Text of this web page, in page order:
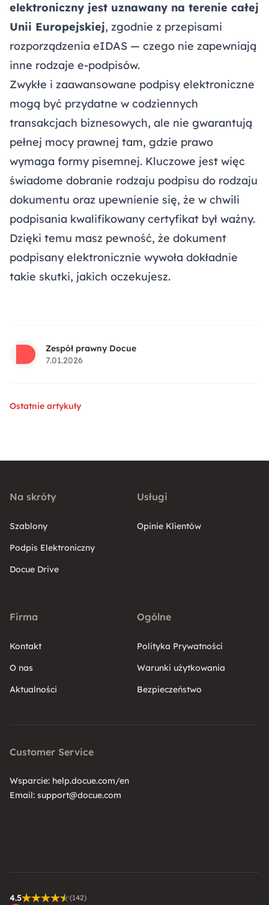
elektroniczny jest uznawany na terenie całej
Unii Europejskiej, zgodnie z przepisami
rozporządzenia eIDAS — czego nie zapewniają
inne rodzaje e-podpisów.
Zwykłe i zaawansowane podpisy elektroniczne
mogą być przydatne w codziennych
transakcjach biznesowych, ale nie gwarantują
pełnej mocy prawnej tam, gdzie prawo
wymaga formy pisemnej. Kluczowe jest więc
świadome dobranie rodzaju podpisu do rodzaju
dokumentu oraz upewnienie się, że w chwili
podpisania kwalifikowany certyfikat był ważny.
Dzięki temu masz pewność, że dokument
podpisany elektronicznie wywoła dokładnie
takie skutki, jakich oczekujesz.
Zespół prawny Docue
7.01.2026
Ostatnie artykuły
Na skróty
Szablony
Podpis Elektroniczny
Docue Drive
Usługi
Opinie Klientów
Firma
Kontakt
O nas
Aktualności
Ogólne
Polityka Prywatności
Warunki użytkowania
Bezpieczeństwo
Customer Service
Wsparcie: help.docue.com/en
Email: support@docue.com
4.5 (142)